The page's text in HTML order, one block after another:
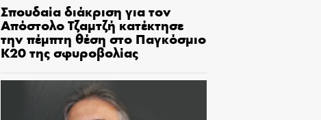
Σπουδαία διάκριση για τον
Απόστολο Τζαμτζή κατέκτησε
την πέμπτη θέση στο Παγκόσμιο
Κ20 της σφυροβολίας